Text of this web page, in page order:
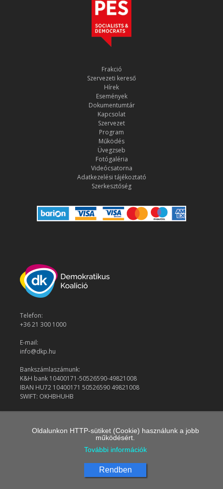
Frakció
Szervezeti kereső
Hírek
Események
Dokumentumtár
Kapcsolat
Szervezet
Program
Működés
Üvegzseb
Fotógaléria
Videócsatorna
Adatkezelési tájékoztató
Szerkesztőség
Telefon:
+36 21 300 1000
E-mail:
info@dkp.hu
Bankszámlaszámunk:
K&H bank 10400171-50526590-49821008
IBAN HU72 10400171 50526590 49821008
SWIFT: OKHBHUHB
Oldalunkon HTTP-sütiket (Cookie) használunk a jobb
működésért.
További információk